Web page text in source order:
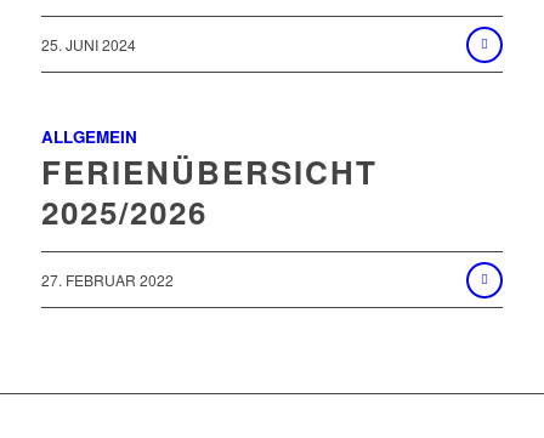
25. JUNI 2024
ALLGEMEIN
FERIENÜBERSICHT
2025/2026
27. FEBRUAR 2022